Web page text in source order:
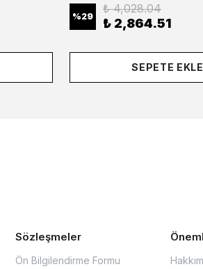
%29
₺ 4,028.04
₺ 2,864.51
SEPETE EKLE
Sözleşmeler
Ön Bilgilendirme Formu